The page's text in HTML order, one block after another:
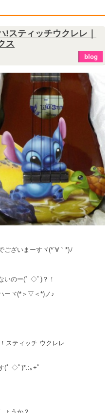
!スティッチウクレレ｜
ス
blog
ございまーすヾ(*´∀｀*)ﾉ
いのー(ﾟ ◇ﾟ)？！
ーヾ(*＞▽＜*)ノ♪
スティッチ ウクレレ
(ﾟ ◇ﾟ)*.:｡+ﾟ